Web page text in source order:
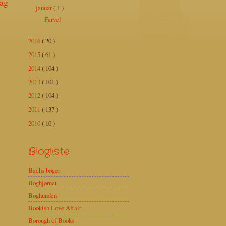
januar( 1 )
Farvel
2016( 20 )
2015( 61 )
2014( 104 )
2013( 101 )
2012( 104 )
2011 ( 137 )
2010( 10 )
Blogliste
Bachs bøger
Boghjørnet
Boghunden
Bookish Love Affair
Borough of Books